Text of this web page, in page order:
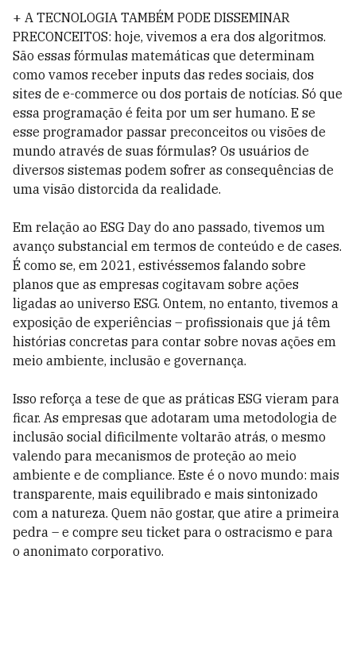
+ A TECNOLOGIA TAMBÉM PODE DISSEMINAR
PRECONCEITOS: hoje, vivemos a era dos algoritmos.
São essas fórmulas matemáticas que determinam
como vamos receber inputs das redes sociais, dos
sites de e-commerce ou dos portais de notícias. Só que
essa programação é feita por um ser humano. E se
esse programador passar preconceitos ou visões de
mundo através de suas fórmulas? Os usuários de
diversos sistemas podem sofrer as consequências de
uma visão distorcida da realidade.
Em relação ao ESG Day do ano passado, tivemos um
avanço substancial em termos de conteúdo e de cases.
É como se, em 2021, estivéssemos falando sobre
planos que as empresas cogitavam sobre ações
ligadas ao universo ESG. Ontem, no entanto, tivemos a
exposição de experiências – profissionais que já têm
histórias concretas para contar sobre novas ações em
meio ambiente, inclusão e governança.
Isso reforça a tese de que as práticas ESG vieram para
ficar. As empresas que adotaram uma metodologia de
inclusão social dificilmente voltarão atrás, o mesmo
valendo para mecanismos de proteção ao meio
ambiente e de compliance. Este é o novo mundo: mais
transparente, mais equilibrado e mais sintonizado
com a natureza. Quem não gostar, que atire a primeira
pedra – e compre seu ticket para o ostracismo e para
o anonimato corporativo.